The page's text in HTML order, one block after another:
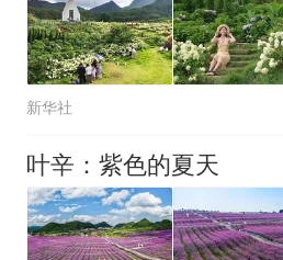
新华社
叶辛：紫色的夏天